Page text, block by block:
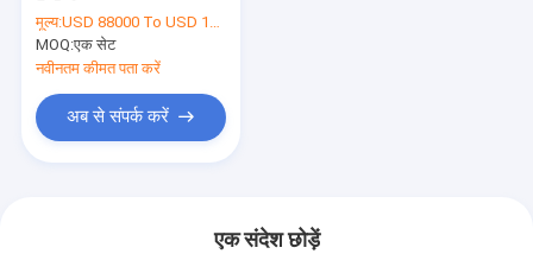
मूल्य:USD 88000 To USD 124000 Per Set
MOQ:एक सेट
नवीनतम कीमत पता करें
अब से संपर्क करें
एक संदेश छोड़ें